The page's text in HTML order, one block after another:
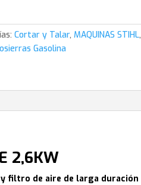
Cortar y Talar,MAQUINAS STIHL,
Gasolina
2,6KW
filtro de aire de larga duración